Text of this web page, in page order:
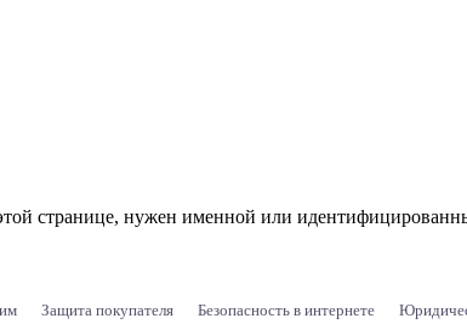
странице, нужен именной или
Защита покупателя Безопасность в интернете